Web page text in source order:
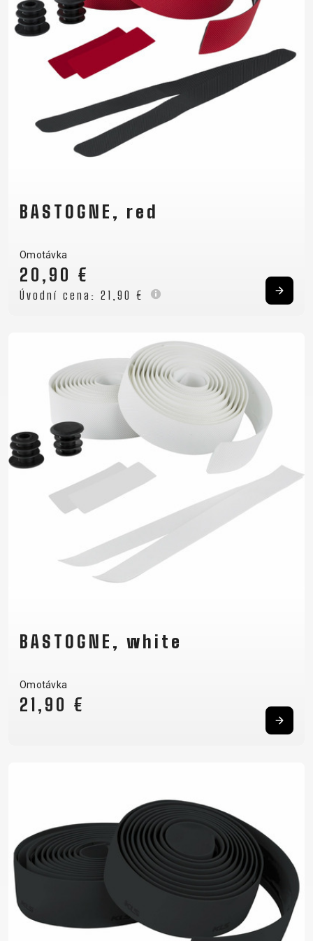
RÁMU
B2B LOGIN
BASTOGNE, red
Omotávka
20,90 €
Úvodní cena: 21,90 €
BASTOGNE, white
Omotávka
21,90 €